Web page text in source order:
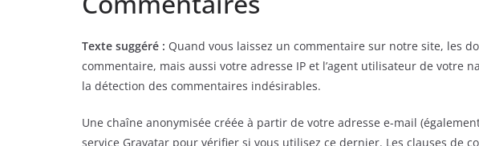
Texte suggéré : Quand vous laissez un commentaire sur notre site, les
commentaire, mais aussi votre adresse IP et l’agent utilisateur de votre
la détection des commentaires indésirables.
Une chaîne anonymisée créée à partir de votre adresse e-mail
service Gravatar pour vérifier si vous utilisez ce dernier. Les clauses de